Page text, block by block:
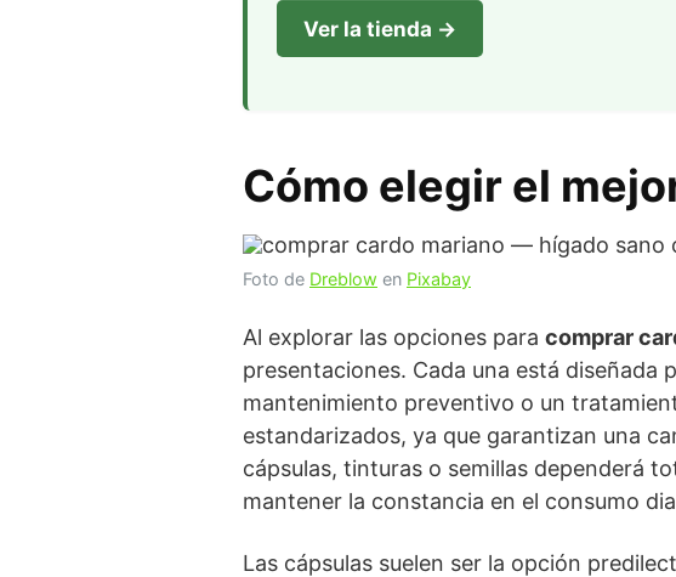
Ver la tienda →
Cómo elegir el
Foto de Dreblow en Pixabay
Al explorar las opciones para comprar
presentaciones. Cada una está diseñada
mantenimiento preventivo o un
estandarizados, ya que garantizan una
cápsulas, tinturas o semillas dependerá
mantener la constancia en el consumo
Las cápsulas suelen ser la opción